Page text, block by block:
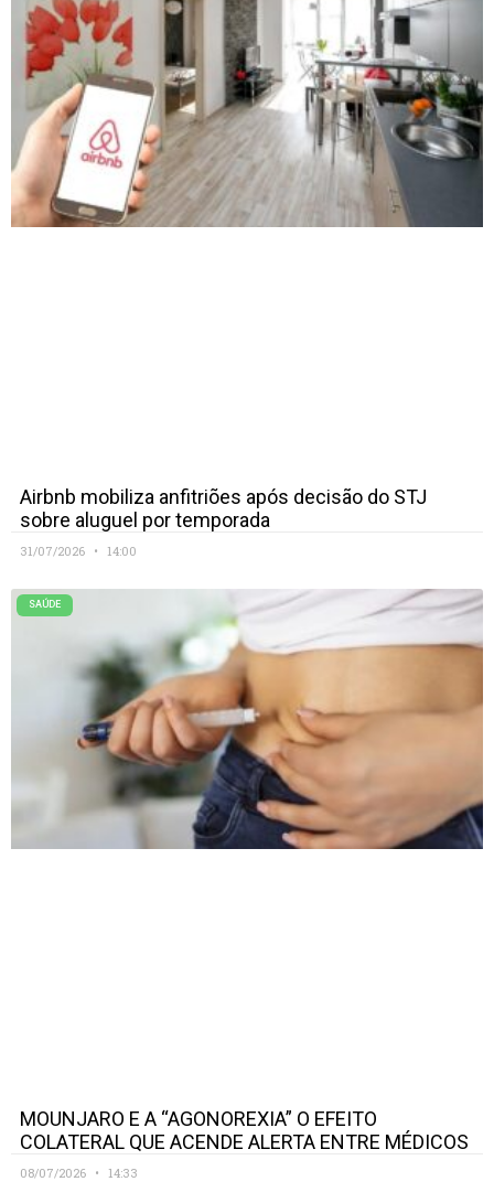
Airbnb mobiliza anfitriões após decisão do STJ
sobre aluguel por temporada
31/07/2026 14:00
SAÚDE
MOUNJARO E A “AGONOREXIA” O EFEITO
COLATERAL QUE ACENDE ALERTA ENTRE MÉDICOS
08/07/2026 14:33